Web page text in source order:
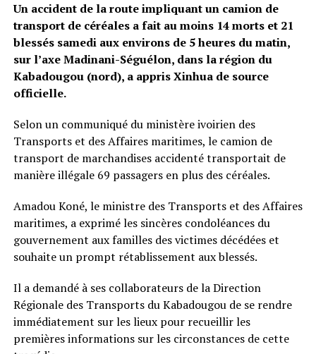
Un accident de la route impliquant un camion de
transport de céréales a fait au moins 14 morts et 21
blessés samedi aux environs de 5 heures du matin,
sur l’axe Madinani-Séguélon, dans la région du
Kabadougou (nord), a appris Xinhua de source
officielle.
Selon un communiqué du ministère ivoirien des
Transports et des Affaires maritimes, le camion de
transport de marchandises accidenté transportait de
manière illégale 69 passagers en plus des céréales.
Amadou Koné, le ministre des Transports et des Affaires
maritimes, a exprimé les sincères condoléances du
gouvernement aux familles des victimes décédées et
souhaite un prompt rétablissement aux blessés.
Il a demandé à ses collaborateurs de la Direction
Régionale des Transports du Kabadougou de se rendre
immédiatement sur les lieux pour recueillir les
premières informations sur les circonstances de cette